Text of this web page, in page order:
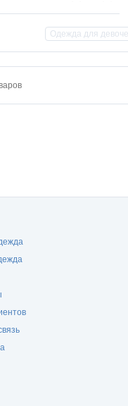
Одежда для